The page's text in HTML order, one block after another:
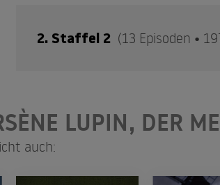
2. Staffel 2 (13 Episoden •
Einbrecher“ ist Diebstahl für ihn ein
verspottet die Polizei, entlarvt
Das Schmuckstück flog
LUPIN, DER
auch: